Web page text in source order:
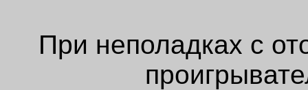
При неполадках с